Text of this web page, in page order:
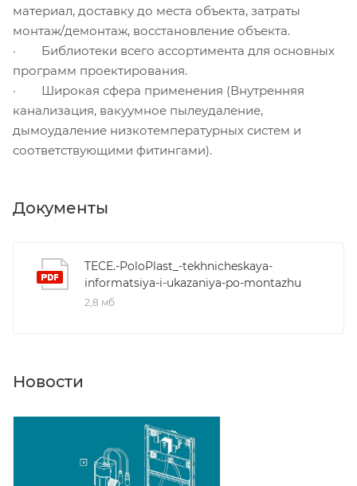
материал, доставку до места объекта, затраты
монтаж/демонтаж, восстановление объекта.
· Библиотеки всего ассортимента для основных
программ проектирования.
· Широкая сфера применения (Внутренняя
канализация, вакуумное пылеудаление,
дымоудаление низкотемпературных систем и
соответствующими фитингами).
Документы
TECE.-PoloPlast_-tekhnicheskaya-
informatsiya-i-ukazaniya-po-montazhu
2,8 мб
Новости